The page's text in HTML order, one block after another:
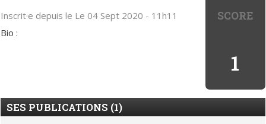
SCORE
1
Inscrit·e depuis le Le 04 Sept 2020 - 11h11
Bio :
SES PUBLICATIONS (1)